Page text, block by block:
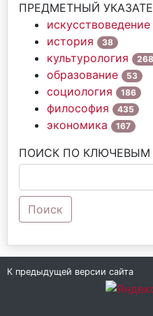
ПРЕДМЕТНЫЙ
искусствоведение
история 38
культурология 268
образование 53
социология 186
философия 435
экономика 167
ПОИСК ПО КЛЮЧЕВЫМ
Поиск
К предыдущей версии сайта